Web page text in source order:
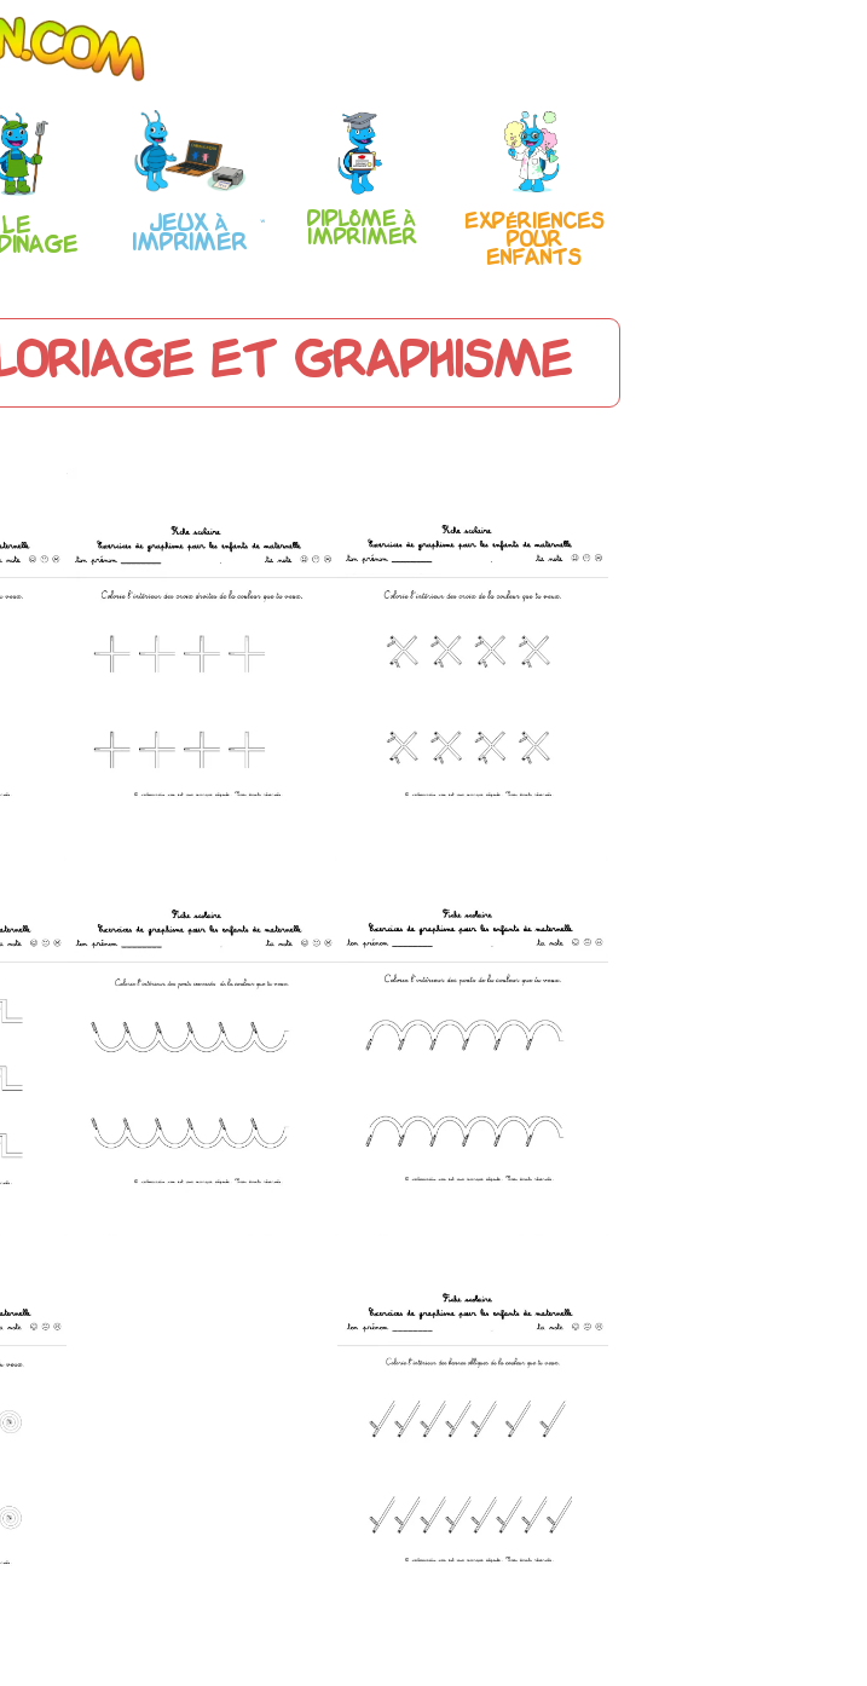
Le
Jeux à
imprimer
Diplôme à
imprimer
Expériences
pour
enfants
et graphisme